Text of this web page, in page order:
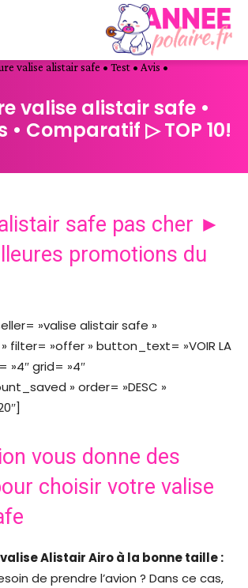
valise alistair safe • Test • Avis •
valise alistair safe •
• Comparatif ▷ TOP 10!
safe pas cher ►
promotions du
»valise alistair safe »
filter= »offer » button_text= »VOIR LA
»4″ grid= »4″
» order= »DESC »
vous donne des
choisir votre valise
Alistair Airo à la bonne taille :
de prendre l’avion ? Dans ce cas,